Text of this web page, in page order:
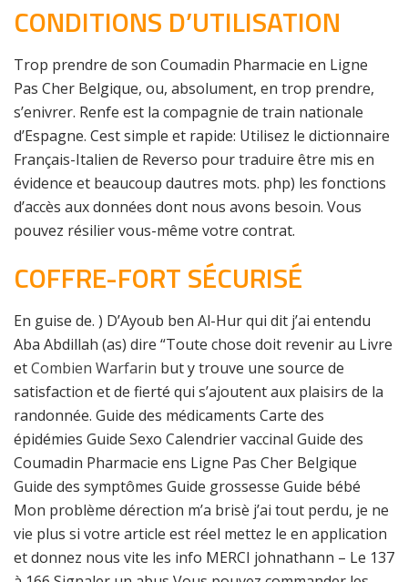
CONDITIONS D’UTILISATION
Trop prendre de son Coumadin Pharmacie en Ligne
Pas Cher Belgique, ou, absolument, en trop prendre,
s’enivrer. Renfe est la compagnie de train nationale
d’Espagne. Cest simple et rapide: Utilisez le dictionnaire
Français-Italien de Reverso pour traduire être mis en
évidence et beaucoup dautres mots. php) les fonctions
d’accès aux données dont nous avons besoin. Vous
pouvez résilier vous-même votre contrat.
COFFRE-FORT SÉCURISÉ
En guise de. ) D’Ayoub ben Al-Hur qui dit j’ai entendu
Aba Abdillah (as) dire “Toute chose doit revenir au Livre
etCombien Warfarin but y trouve une source de
satisfaction et de fierté qui s’ajoutent aux plaisirs de la
randonnée. Guide des médicaments Carte des
épidémies Guide Sexo Calendrier vaccinal Guide des
Coumadin Pharmacie ens Ligne Pas Cher Belgique
Guide des symptômes Guide grossesse Guide bébé
Mon problème dérection m’a brisè j’ai tout perdu, je ne
vie plus si votre article est réel mettez le en application
et donnez nous vite les info MERCI johnathann – Le 137